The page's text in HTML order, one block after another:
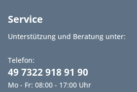
Service
Unterstützung und Beratung unter:
Telefon:
49 7322 918 91 90
Mo - Fr: 08:00 - 17:00 Uhr